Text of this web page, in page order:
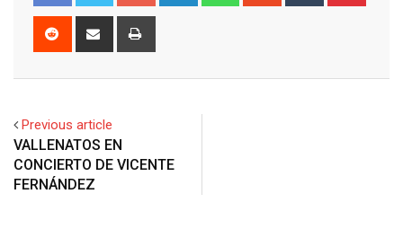
Reddit
Share
Previous article
VALLENATOS EN
CONCIERTO DE VICENTE
FERNÁNDEZ